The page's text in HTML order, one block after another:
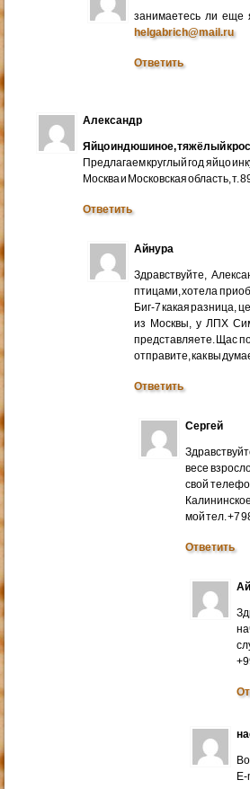
занимаетесь ли еще
helgabrich@mail.ru
Ответить
Александр
Яйцо индюшиное, тяжёлый
Предлагаем круглый год яйцо
Москва и Московская область, т.
Ответить
Айнура
Здравствуйте,
птицами, хотела
Биг-7 какая разница,
из Москвы, у ЛПХ
представляете. Щас
отправите, как вы
Ответить
Сергей
весе
свой
мой тел. +7
Ответить